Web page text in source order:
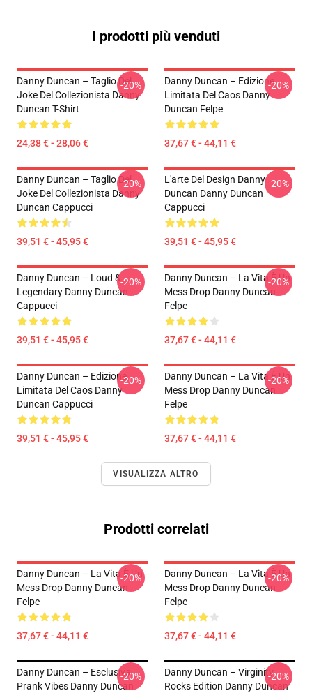
I prodotti più venduti
Danny Duncan – Taglio Del
Joke Del Collezionista Danny
Duncan T-Shirt
24,38 € - 28,06 €
-20%
Danny Duncan – Edizione
Limitata Del Caos Danny
Duncan Felpe
37,67 € - 44,11 €
-20%
Danny Duncan – Taglio Del
Joke Del Collezionista Danny
Duncan Cappucci
39,51 € - 45,95 €
-20%
L'arte Del Design Danny
Duncan Danny Duncan
Cappucci
39,51 € - 45,95 €
-20%
Danny Duncan – Loud &
Legendary Danny Duncan
Cappucci
39,51 € - 45,95 €
-20%
Danny Duncan – La Vita È Un
Mess Drop Danny Duncan
Felpe
37,67 € - 44,11 €
-20%
Danny Duncan – Edizione
Limitata Del Caos Danny
Duncan Cappucci
39,51 € - 45,95 €
-20%
Danny Duncan – La Vita È Un
Mess Drop Danny Duncan
Felpe
37,67 € - 44,11 €
-20%
VISUALIZZA ALTRO
Prodotti correlati
Danny Duncan – La Vita È Un
Mess Drop Danny Duncan
Felpe
37,67 € - 44,11 €
-20%
Danny Duncan – La Vita È Un
Mess Drop Danny Duncan
Felpe
37,67 € - 44,11 €
-20%
Danny Duncan – Esclusiva
Prank Vibes Danny Duncan
-20%
Danny Duncan – Virginity
Rocks Edition Danny Duncan
-20%